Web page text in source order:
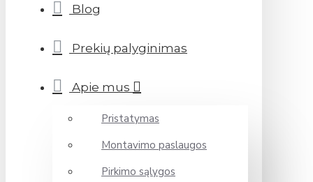
Blog
Prekių palyginimas
Apie mus
Pristatymas
Montavimo paslaugos
Pirkimo sąlygos